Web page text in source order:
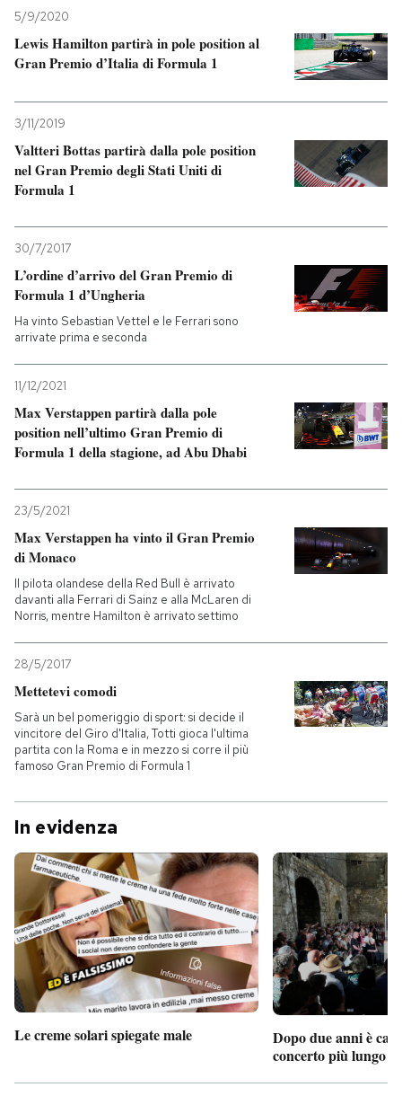
5/9/2020
Lewis Hamilton partirà in pole position al
Gran Premio d’Italia di Formula 1
3/11/2019
Valtteri Bottas partirà dalla pole position
nel Gran Premio degli Stati Uniti di
Formula 1
30/7/2017
L’ordine d’arrivo del Gran Premio di
Formula 1 d’Ungheria
Ha vinto Sebastian Vettel e le Ferrari sono
arrivate prima e seconda
11/12/2021
Max Verstappen partirà dalla pole
position nell’ultimo Gran Premio di
Formula 1 della stagione, ad Abu Dhabi
23/5/2021
Max Verstappen ha vinto il Gran Premio
di Monaco
Il pilota olandese della Red Bull è arrivato
davanti alla Ferrari di Sainz e alla McLaren di
Norris, mentre Hamilton è arrivato settimo
28/5/2017
Mettetevi comodi
Sarà un bel pomeriggio di sport: si decide il
vincitore del Giro d'Italia, Totti gioca l'ultima
partita con la Roma e in mezzo si corre il più
famoso Gran Premio di Formula 1
In evidenza
Le creme solari spiegate male
Dopo due anni è
concerto più lungo